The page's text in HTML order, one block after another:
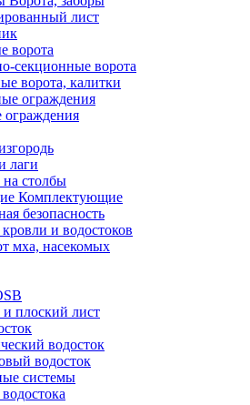
лист
ворота
секционные ворота
ворота, калитки
ограждения
лаги
столбы
Комплектующие
безопасность
и водостоков
мха, насекомых
плоский лист
водосток
водосток
системы